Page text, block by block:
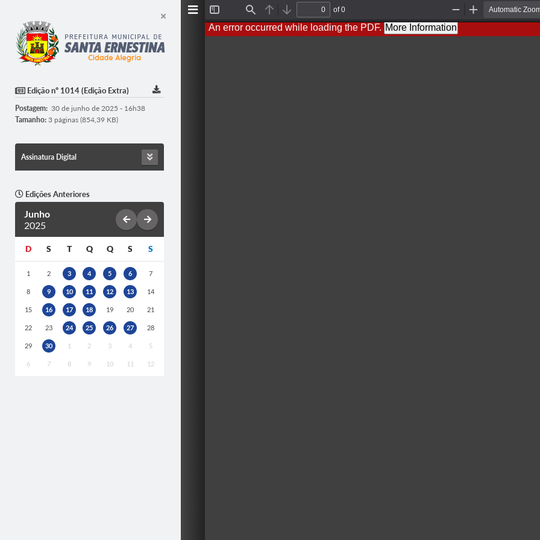
Edição nº 1014 (Edição Extra)
Postagem: 30 de junho de 2025 - 16h38
Tamanho: 3 páginas (854,39 KB)
Assinatura Digital
Edições Anteriores
Junho
2025
D S T Q Q S S
1 2 3 4 5 6 7
8 9 10 11 12 13 14
15 16 17 18 19 20 21
22 23 24 25 26 27 28
29 30 1 2 3 4 5
6 7 8 9 10 11 12
Sidebar
Find Previous
Next
of 0
Out
An error occurred while loading the PDF. More Information